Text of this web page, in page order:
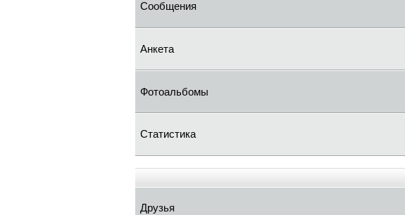
Сообщения
Анкета
Фотоальбомы
Статистика
Друзья